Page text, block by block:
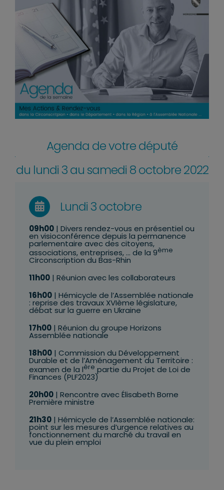
Agenda de votre député
du lundi 3 au samedi 8 octobre 2022
Lundi 3 octobre
09h00| Divers rendez-vous en présentiel ou
en visioconférence depuis la permanence
parlementaire avec des citoyens,
associations, entreprises, … de la 9ème
Circonscription du Bas-Rhin
11h00| Réunion avec les collaborateurs
16h00| Hémicycle de l’Assemblée nationale
: reprise des travaux XVIème législature,
débat sur la guerre en Ukraine
17h00| Réunion du groupe Horizons
Assemblée nationale
18h00| Commission du Développement
Durable et de l’Aménagement du Territoire :
examen de la lère partie du Projet de Loi de
Finances (PLF2023)
20h00| Rencontre avec Élisabeth Borne
Première ministre
21h30| Hémicycle de l’Assemblée nationale:
point sur les mesures d’urgence relatives au
fonctionnement du marché du travail en
vue du plein emploi